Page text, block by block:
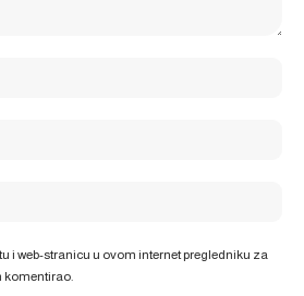
i web-stranicu u ovom internet pregledniku za
komentirao.